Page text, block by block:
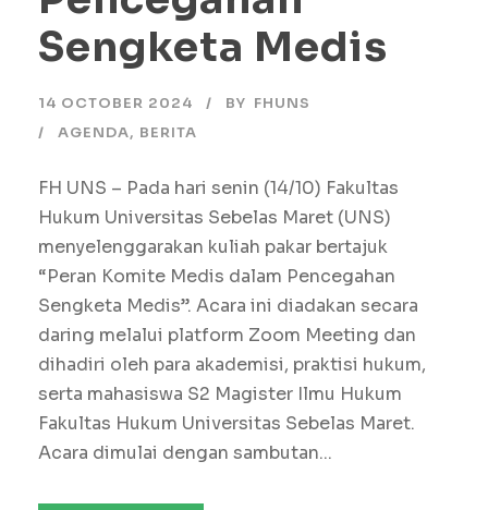
Sengketa Medis
14 OCTOBER 2024 BY FHUNS
AGENDA, BERITA
FH UNS – Pada hari senin (14/10) Fakultas
Hukum Universitas Sebelas Maret (UNS)
menyelenggarakan kuliah pakar bertajuk
“Peran Komite Medis dalam Pencegahan
Sengketa Medis”. Acara ini diadakan secara
daring melalui platform Zoom Meeting dan
dihadiri oleh para akademisi, praktisi hukum,
serta mahasiswa S2 Magister Ilmu Hukum
Fakultas Hukum Universitas Sebelas Maret.
Acara dimulai dengan sambutan...